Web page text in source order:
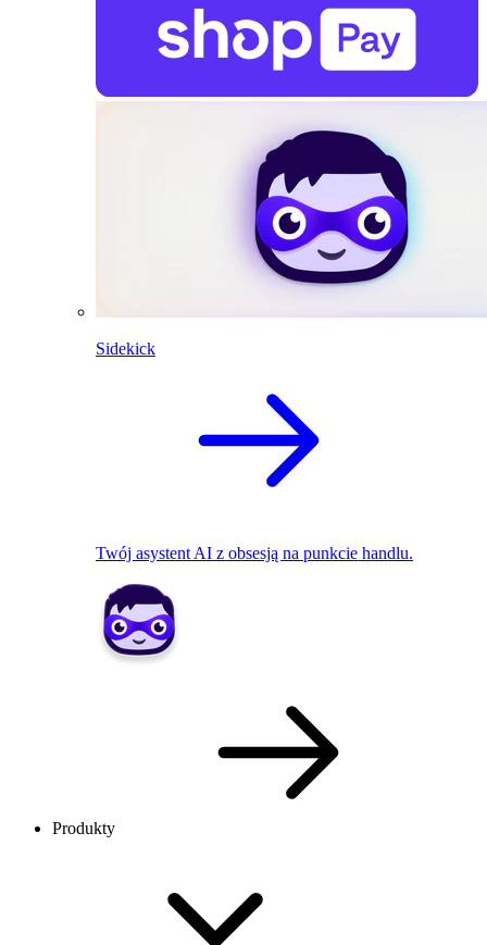
Sidekick
Twój asystent AI z obsesją na punkcie handlu.
Produkty